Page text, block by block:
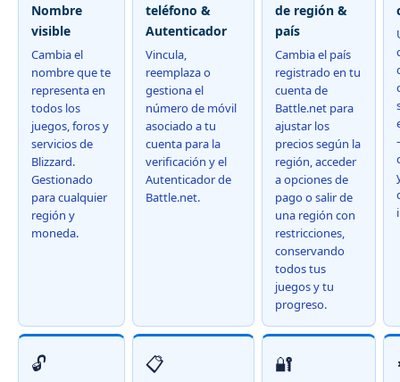
Nombre
visible
Cambia el
nombre que te
representa en
todos los
juegos, foros y
servicios de
Blizzard.
Gestionado
para cualquier
región y
moneda.
teléfono &
Autenticador
Vincula,
reemplaza o
gestiona el
número de móvil
asociado a tu
cuenta para la
verificación y el
Autenticador de
Battle.net.
de región &
país
Cambia el país
registrado en tu
cuenta de
Battle.net para
ajustar los
precios según la
región, acceder
a opciones de
pago o salir de
una región con
restricciones,
conservando
todos tus
juegos y tu
progreso.
🔓 📋 🔐